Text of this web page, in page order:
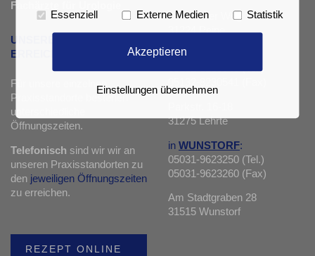
Fachärzte für Urologie
UNSERE
ERREICHBARKEIT
Für unsere einzelnen
Praxisstandorte bestehen
unterschiedliche
Öffnungszeiten.
Telefonisch sind wir wir an
unseren Praxisstandorten zu
den jeweiligen Öffnungszeiten
zu erreichen.
REZEPT ONLINE
Schwarzer Weg 1
31224 Peine
inLEHRTE
05132-8230540 (Tel.)
31275 Lehrte
in WUNSTORF:
05031-9623250 (Tel.)
05031-9623260 (Fax)
Am Stadtgraben 28
31515 Wunstorf
Essenziell Externe Medien Statistik
Akzeptieren
Einstellungen übernehmen